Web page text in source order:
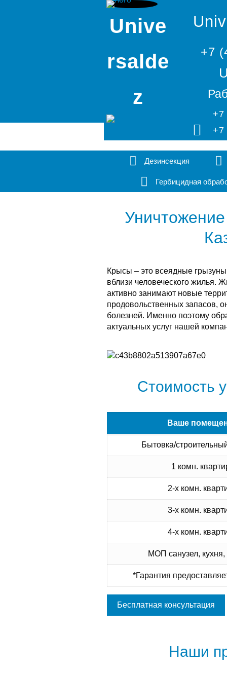
Unive
rsalde
z
+7
+7
+7
Дезинсекция
Гербицидная
Крысы – это всеядные
вблизи человеческого жилья.
активно занимают новые
продовольственных запасов,
болезней. Именно поэтому
актуальных услуг нашей
Стоимость
Ваше
Бытовка/
1 комн.
2-х комн.
3-х комн.
4-х комн.
МОП санузел, кухня,
*Гарантия
Бесплатная консультация
Наши